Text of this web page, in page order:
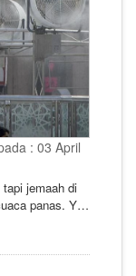
: 03 April
jemaah di
panas. Ya
canggih
Nabawi